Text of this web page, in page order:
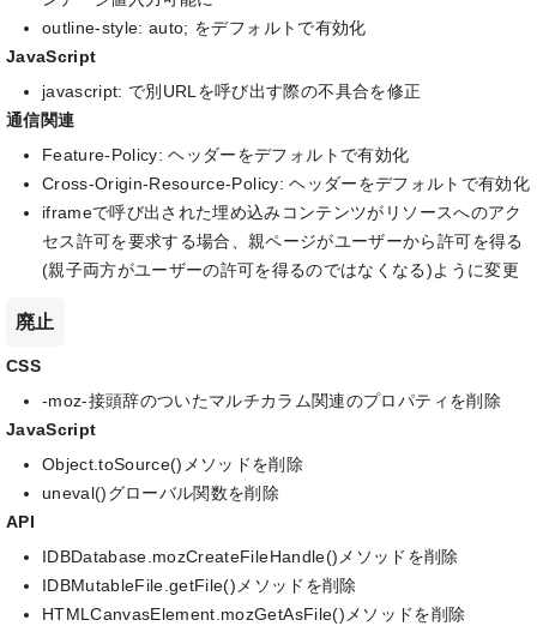
outline-style: auto; をデフォルトで有効化
JavaScript
javascript: で別URLを呼び出す際の不具合を修正
通信関連
Feature-Policy: ヘッダーをデフォルトで有効化
Cross-Origin-Resource-Policy: ヘッダーをデフォルトで有効化
iframeで呼び出された埋め込みコンテンツがリソースへのアク
セス許可を要求する場合、親ページがユーザーから許可を得る
(親子両方がユーザーの許可を得るのではなくなる)ように変更
廃止
CSS
-moz-接頭辞のついたマルチカラム関連のプロパティを削除
JavaScript
Object.toSource()メソッドを削除
uneval()グローバル関数を削除
API
IDBDatabase.mozCreateFileHandle()メソッドを削除
IDBMutableFile.getFile()メソッドを削除
HTMLCanvasElement.mozGetAsFile()メソッドを削除